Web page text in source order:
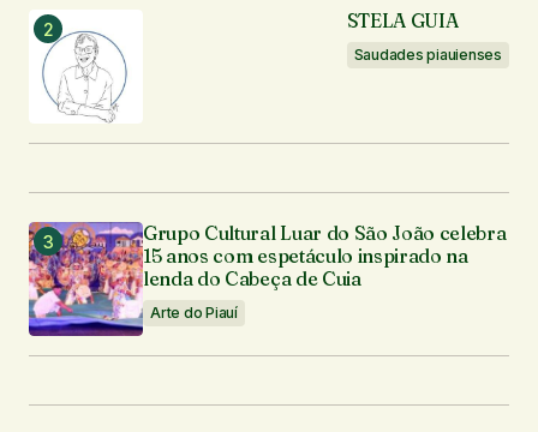
STELA GUIA
Saudades piauienses
Grupo Cultural Luar do São João celebra
15 anos com espetáculo inspirado na
lenda do Cabeça de Cuia
Arte do Piauí